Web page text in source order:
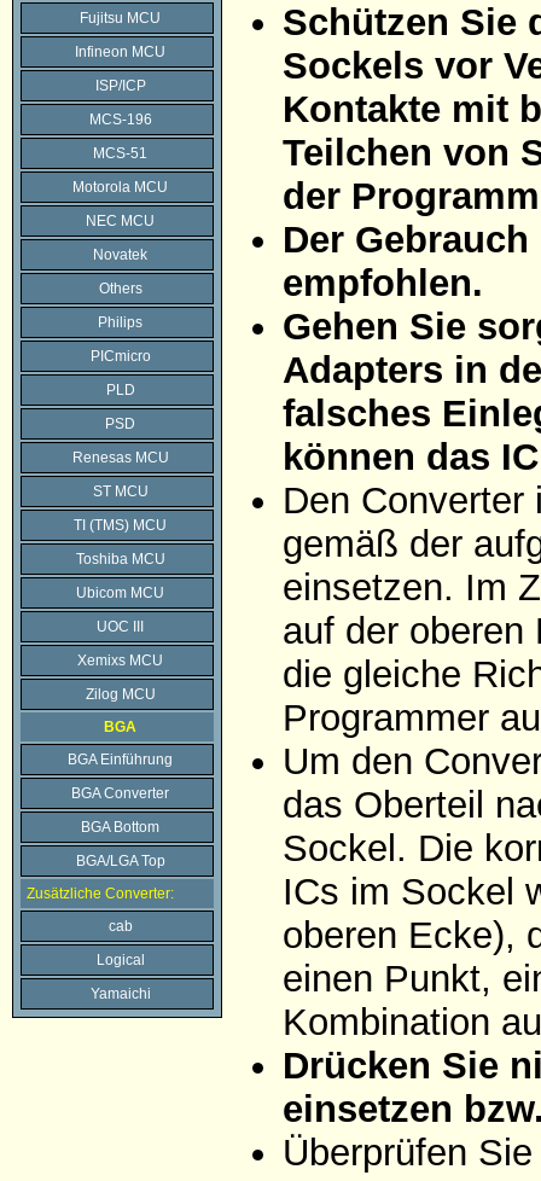
Fujitsu MCU
Infineon MCU
ISP/ICP
MCS-196
MCS-51
Motorola MCU
NEC MCU
Novatek
Others
Philips
PICmicro
PLD
PSD
Renesas MCU
ST MCU
TI (TMS) MCU
Toshiba MCU
Ubicom MCU
UOC III
Xemixs MCU
Zilog MCU
BGA
BGA Einführung
BGA Converter
BGA Bottom
BGA/LGA Top
Zusätzliche Converter:
cab
Logical
Yamaichi
Schützen Sie
Sockels vor
Kontakte mit
Teilchen von
der
Der
empfohlen.
Gehen Sie
Adapters in
falsches
können das
Den
gemäß der
einsetzen. Im
auf der
die gleiche
Programmer
Um den
das Oberteil
Sockel. Die
ICs im Sockel
oberen Ecke),
einen Punkt,
Kombination
Drücken Sie
einsetzen
Überprüfen